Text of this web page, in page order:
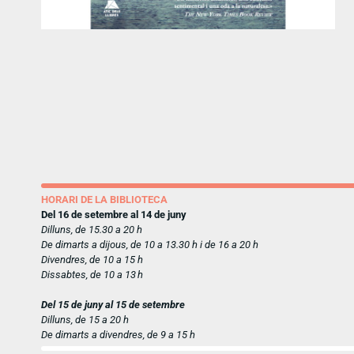
HORARI DE LA BIBLIOTECA
Del 16 de setembre al 14 de juny
Dilluns, de 15.30 a 20 h
De dimarts a dijous, de 10 a 13.30 h i de 16 a 20 h
Divendres, de 10 a 15 h
Dissabtes, de 10 a 13 h
Del 15 de juny al 15 de setembre
Dilluns, de 15 a 20 h
De dimarts a divendres, de 9 a 15 h